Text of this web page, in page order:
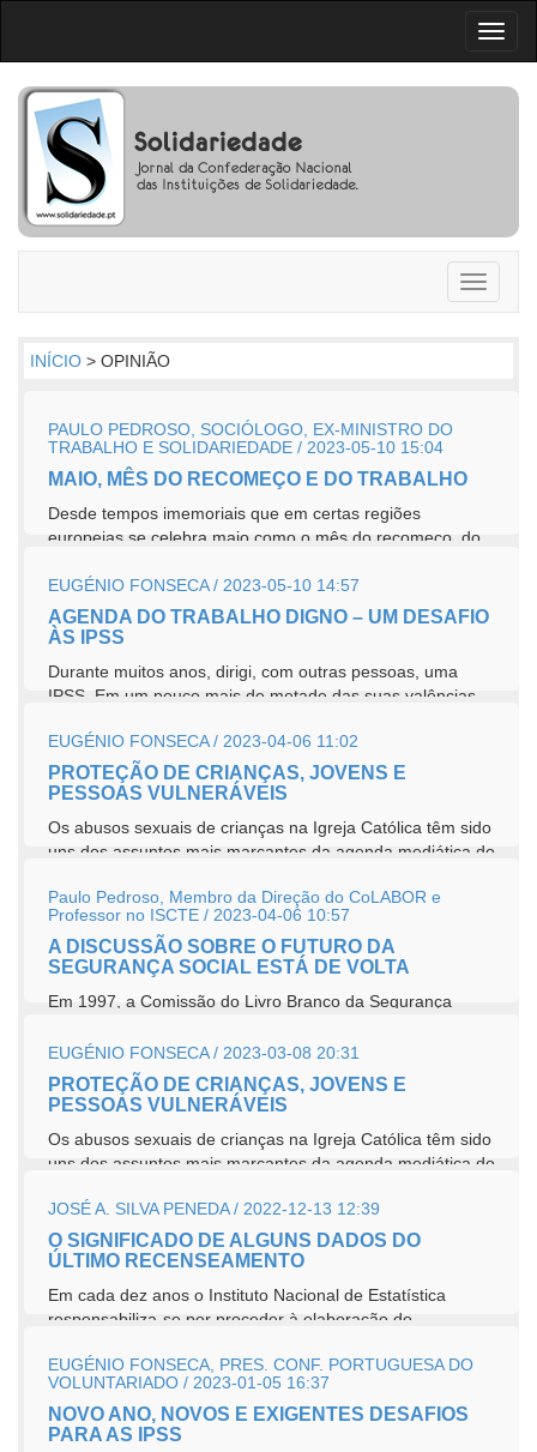
Toggle
INÍCIO > OPINIÃO
PAULO PEDROSO, SOCIÓLOGO, EX-MINISTRO DO
TRABALHO E SOLIDARIEDADE / 2023-05-10 15:04
MAIO, MÊS DO RECOMEÇO E DO TRABALHO
Desde tempos imemoriais que em certas regiões
europeias se celebra maio como o mês do recomeço, do
EUGÉNIO FONSECA / 2023-05-10 14:57
AGENDA DO TRABALHO DIGNO – UM DESAFIO
ÀS IPSS
Durante muitos anos, dirigi, com outras pessoas, uma
IPSS. Em um pouco mais de metade das suas valências
EUGÉNIO FONSECA / 2023-04-06 11:02
PROTEÇÃO DE CRIANÇAS, JOVENS E
PESSOAS VULNERÁVEIS
Os abusos sexuais de crianças na Igreja Católica têm sido
uns dos assuntos mais marcantes da agenda mediática do
Paulo Pedroso, Membro da Direção do CoLABOR e
Professor no ISCTE / 2023-04-06 10:57
A DISCUSSÃO SOBRE O FUTURO DA
SEGURANÇA SOCIAL ESTÁ DE VOLTA
Em 1997, a Comissão do Livro Branco da Segurança
2010 e 2015, período a...
EUGÉNIO FONSECA / 2023-03-08 20:31
PROTEÇÃO DE CRIANÇAS, JOVENS E
PESSOAS VULNERÁVEIS
Os abusos sexuais de crianças na Igreja Católica têm sido
uns dos assuntos mais marcantes da agenda mediática do
JOSÉ A. SILVA PENEDA / 2022-12-13 12:39
O SIGNIFICADO DE ALGUNS DADOS DO
ÚLTIMO RECENSEAMENTO
Em cada dez anos o Instituto Nacional de Estatística
responsabiliza-se por proceder à elaboração do
EUGÉNIO FONSECA, PRES. CONF. PORTUGUESA DO
VOLUNTARIADO / 2023-01-05 16:37
NOVO ANO, NOVOS E EXIGENTES DESAFIOS
PARA AS IPSS